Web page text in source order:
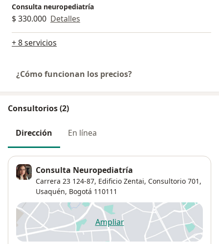
Consulta neuropediatría
$ 330.000 Detalles
+ 8 servicios
¿Cómo funcionan los precios?
Consultorios (2)
Dirección En línea
Consulta Neuropediatría
Carrera 23 124-87, Edificio Zentai, Consultorio 701,
Usaquén, Bogotá 110111
Ampliarse abre en una nueva